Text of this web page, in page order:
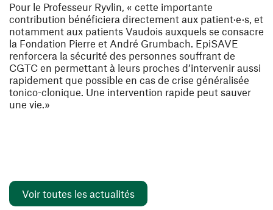
Pour le Professeur Ryvlin, « cette importante
contribution bénéficiera directement aux patient·e·s, et
notamment aux patients Vaudois auxquels se consacre
la Fondation Pierre et André Grumbach. EpiSAVE
renforcera la sécurité des personnes souffrant de
CGTC en permettant à leurs proches d’intervenir aussi
rapidement que possible en cas de crise généralisée
tonico-clonique. Une intervention rapide peut sauver
une vie.»
Voir toutes les actualités